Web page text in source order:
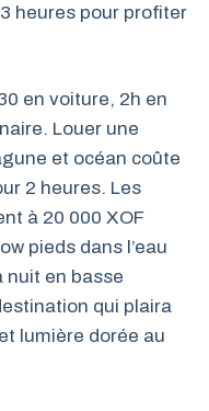
heures pour profiter
en voiture, 2h en
Louer une
et océan coûte
2 heures. Les
à 20 000 XOF
pieds dans l’eau
nuit en basse
qui plaira
lumière dorée au